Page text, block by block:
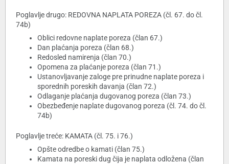
Poglavlje drugo: REDOVNA NAPLATA POREZA (čl. 67. do čl.
74b)
Oblici redovne naplate poreza (član 67.)
Dan plaćanja poreza (član 68.)
Redosled namirenja (član 70.)
Opomena za plaćanje poreza (član 71.)
Ustanovljavanje zaloge pre prinudne naplate poreza i
sporednih poreskih davanja (član 72.)
Odlaganje plaćanja dugovanog poreza (član 73.)
Obezbeđenje naplate dugovanog poreza (čl. 74. do čl.
74b)
Poglavlje treće: KAMATA (čl. 75. i 76.)
Opšte odredbe o kamati (član 75.)
Kamata na poreski dug čija je naplata odložena (član